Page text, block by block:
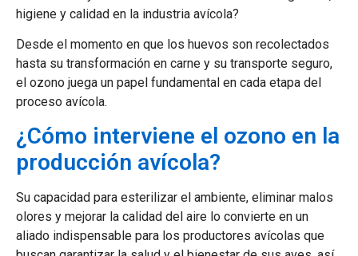
higiene y calidad en la industria avícola?
Desde el momento en que los huevos son recolectados
hasta su transformación en carne y su transporte seguro,
el ozono juega un papel fundamental en cada etapa del
proceso avícola.
¿Cómo interviene el ozono en la
producción avícola?
Su capacidad para esterilizar el ambiente, eliminar malos
olores y mejorar la calidad del aire lo convierte en un
aliado indispensable para los productores avícolas que